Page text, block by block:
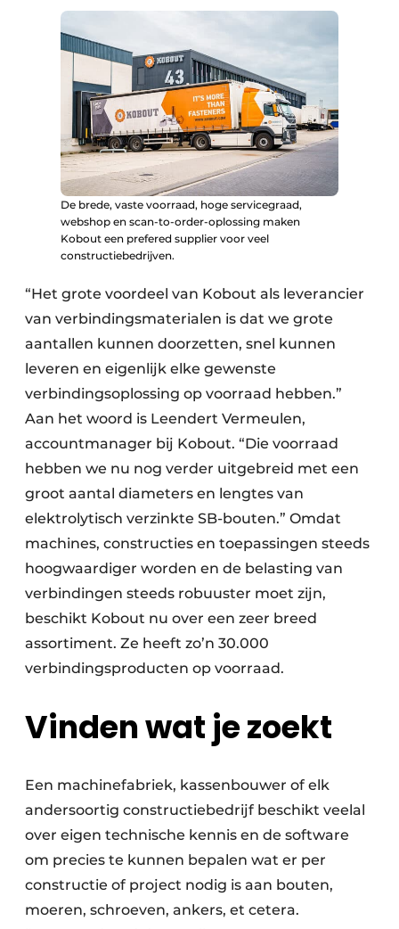
De brede, vaste voorraad, hoge servicegraad,
webshop en scan-to-order-oplossing maken
Kobout een prefered supplier voor veel
constructiebedrijven.
“Het grote voordeel van Kobout als leverancier
van verbindingsmaterialen is dat we grote
aantallen kunnen doorzetten, snel kunnen
leveren en eigenlijk elke gewenste
verbindingsoplossing op voorraad hebben.”
Aan het woord is Leendert Vermeulen,
accountmanager bij Kobout. “Die voorraad
hebben we nu nog verder uitgebreid met een
groot aantal diameters en lengtes van
elektrolytisch verzinkte SB-bouten.” Omdat
machines, constructies en toepassingen steeds
hoogwaardiger worden en de belasting van
verbindingen steeds robuuster moet zijn,
beschikt Kobout nu over een zeer breed
assortiment. Ze heeft zo’n 30.000
verbindingsproducten op voorraad.
Vinden wat je zoekt
Een machinefabriek, kassenbouwer of elk
andersoortig constructiebedrijf beschikt veelal
over eigen technische kennis en de software
om precies te kunnen bepalen wat er per
constructie of project nodig is aan bouten,
moeren, schroeven, ankers, et cetera.